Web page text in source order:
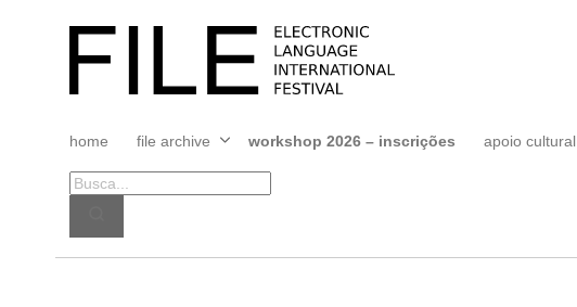
FILE
FESTIVAL
home file archive
Abrir
menu
workshop 2026 – inscrições apoio cultural